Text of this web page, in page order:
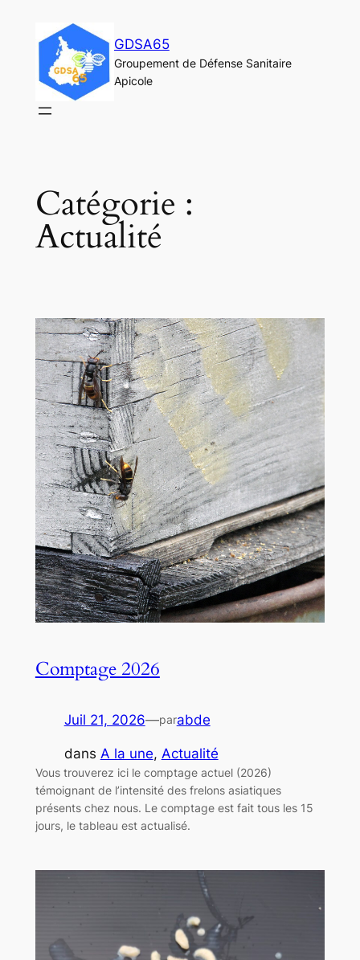
contenu
GDSA65
Groupement de Défense Sanitaire
Apicole
Catégorie :
Actualité
Comptage 2026
Juil 21, 2026—parabde
dans A la une, Actualité
Vous trouverez ici le comptage actuel (2026)
témoignant de l’intensité des frelons asiatiques
présents chez nous. Le comptage est fait tous les 15
jours, le tableau est actualisé.